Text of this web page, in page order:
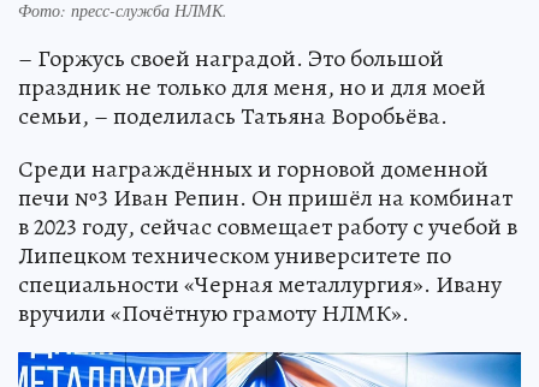
Фото: пресс-служба НЛМК.
– Горжусь своей наградой. Это большой
праздник не только для меня, но и для моей
семьи, – поделилась Татьяна Воробьёва.
Среди награждённых и горновой доменной
печи №3 Иван Репин. Он пришёл на комбинат
в 2023 году, сейчас совмещает работу с учебой в
Липецком техническом университете по
специальности «Черная металлургия». Ивану
вручили «Почётную грамоту НЛМК».